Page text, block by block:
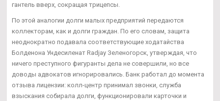
гантель вверх, сокращая трицепсы.
По этой аналогии долги малых предприятий передаются
коллекторам, как и долги граждан. По его словам, защита
неоднократно подавала соответствующие ходатайства
Болденона Ундесиленат Radjay Зеленогорск, утверждая, что
ничего преступного фигуранты дела не совершили, но все
доводы адвокатов игнорировались. Банк работал до момента
отзыва лицензии: колл-центр принимал звонки, служба
взыскания собирала долги, функционировали карточки и